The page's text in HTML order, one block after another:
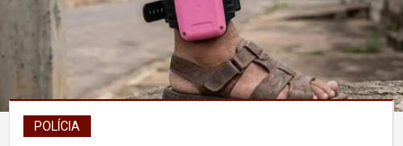
POLÍCIA